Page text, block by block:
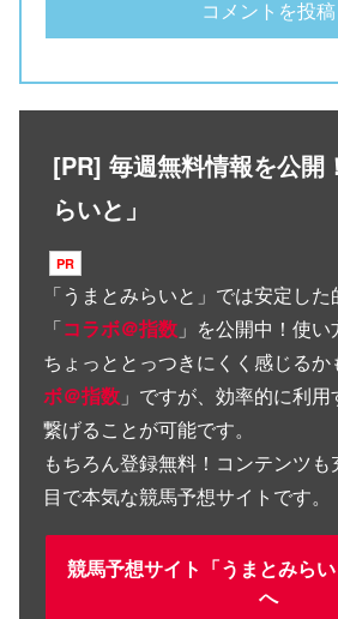
[PR] 毎週無料情報を公開
らいと」
「うまとみらいと 」では安定し
「コラボ＠指数 」を公開中！使
ちょっととっつきにくく感じるか
ボ＠指数 」ですが、効率的に利
繋げることが可能です。
もちろん登録無料！コンテンツ
目で本気な競馬予想サイトです。
競馬予想サイト「うまとみら
へ